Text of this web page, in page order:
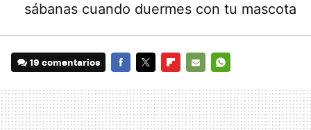
sábanas cuando duermes con tu mascota
19 comentarios
MAIL